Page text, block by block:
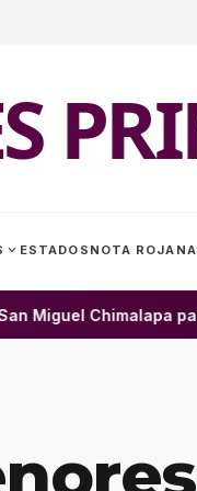
expand_more ESTADOS NOTA ROJA
Chimalapa